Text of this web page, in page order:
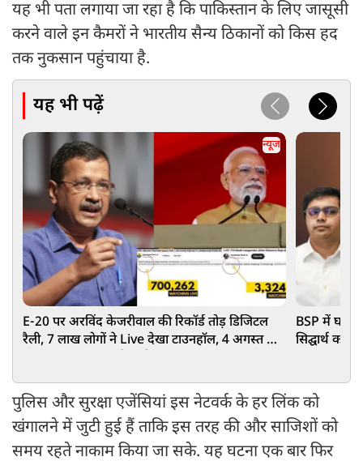
यह भी पता लगाया जा रहा है कि पाकिस्तान के लिए जासूसी
करने वाले इन कैमरों ने भारतीय सैन्य ठिकानों को किस हद
तक नुकसान पहुंचाया है.
यह भी पढ़ें
न्यूज
E-20 पर अरविंद केजरीवाल की रिकॉर्ड तोड़ डिजिटल
रैली, 7 लाख लोगों ने Live देखा टाउनहॉल, 4 अगस्त को
BSP में
सिद्घार्थ को
पुलिस और सुरक्षा एजेंसियां इस नेटवर्क के हर लिंक को
खंगालने में जुटी हुई हैं ताकि इस तरह की और साजिशों को
समय रहते नाकाम किया जा सके. यह घटना एक बार फिर